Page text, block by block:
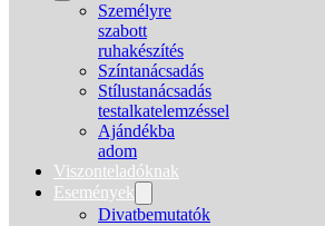
Személyre
szabott
ruhakészítés
Színtanácsadás
Stílustanácsadás
testalkatelemzéssel
Ajándékba
adom
Viszonteladóknak
Események
Divatbemutatók